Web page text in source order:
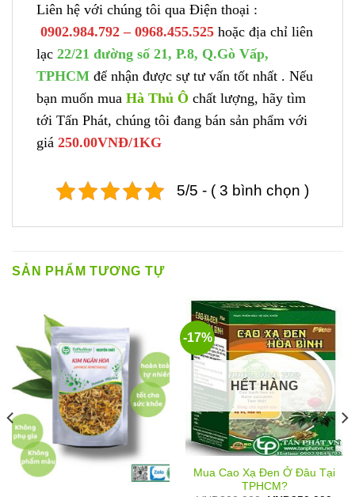
Liên hệ với chúng tôi qua Điện thoại :
0902.984.792 – 0968.455.525 hoặc địa chỉ liên
lạc 22/21 đường số 21, P.8, Q.Gò Vấp,
TPHCM để nhận được sự tư vấn tốt nhất . Nếu
bạn muốn mua Hà Thủ Ô chất lượng, hãy tìm
tới Tấn Phát, chúng tôi đang bán sản phẩm với
giá 250.00VNĐ/1KG
5/5 - ( 3 bình chọn )
SẢN PHẨM TƯƠNG TỰ
-17%
HẾT HÀNG
Mua Cao Xạ Đen Ở Đâu Tại
TPHCM?